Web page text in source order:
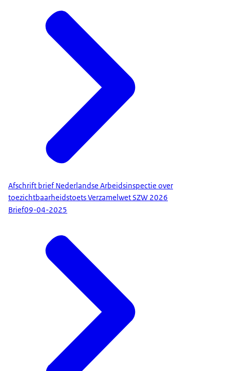
Afschrift brief Nederlandse Arbeidsinspectie over
toezichtbaarheidstoets Verzamelwet SZW 2026
Brief09-04-2025